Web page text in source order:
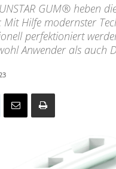
GUM® heben
Hilfe modernster
perfektioniert
Anwender als auch